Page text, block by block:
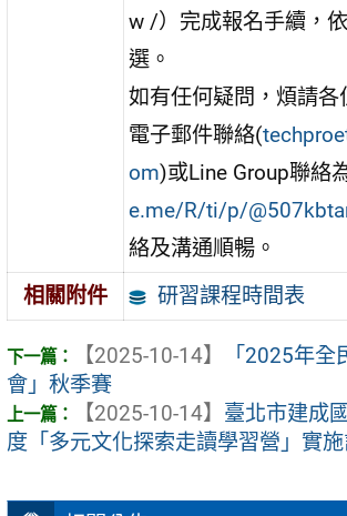
w /）完成報名手續，
選。
如有任何疑問，煩請各
電子郵件聯絡(
om)或Line Group聯絡
e.me/R/ti/p/
絡及溝通順暢。
相關附件
研習課程時間表
【2025-10-14】
「2025年
會」秋季賽
【2025-10-14】 臺北市建成
度「多元文化探索走讀學習營」實